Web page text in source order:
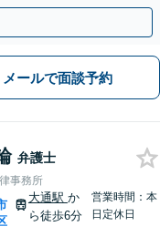
メールで面談予約
弁護士
事務所
大通駅 か
ら徒歩6分
営業時間：本
日定休日